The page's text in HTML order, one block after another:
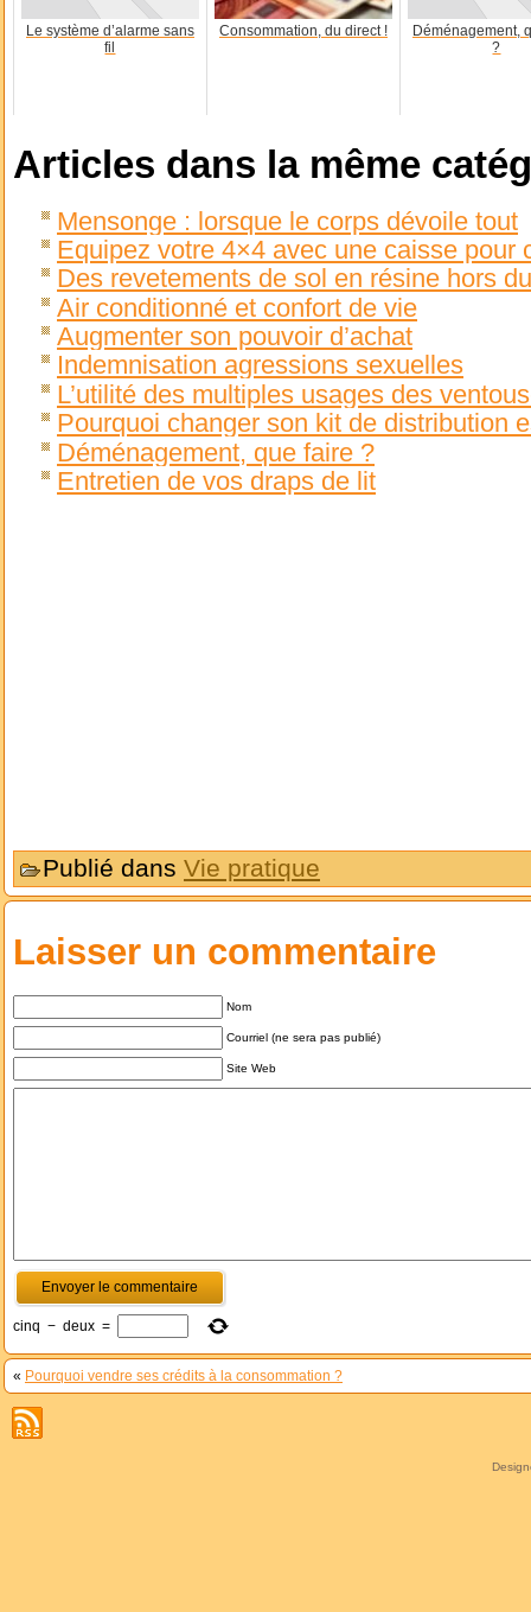
Le système d’alarme sans
fil
Consommation, du direct !
Déménagement,
?
Articles dans la même
Mensonge : lorsque le corps dévoile tout
Equipez votre 4×4 avec une caisse pour
Des revetements de sol en résine hors
Air conditionné et confort de vie
Augmenter son pouvoir d’achat
Indemnisation agressions sexuelles
L’utilité des multiples usages des
Pourquoi changer son kit de distribution
Déménagement, que faire ?
Entretien de vos draps de lit
Publié dans Vie pratique
Laisser un commentaire
Nom
Courriel (ne sera pas publié)
Site Web
cinq − deux =
« Pourquoi vendre ses crédits à la consommation ?